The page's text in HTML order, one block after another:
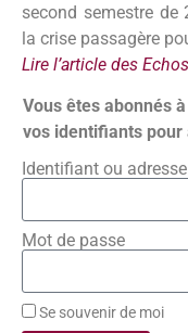
second semestre
la crise passagère
Lire l’article des Echos
Vous êtes abonnés
vos identifiants pour
Identifiant ou adresse
Mot de passe
Se souvenir de moi